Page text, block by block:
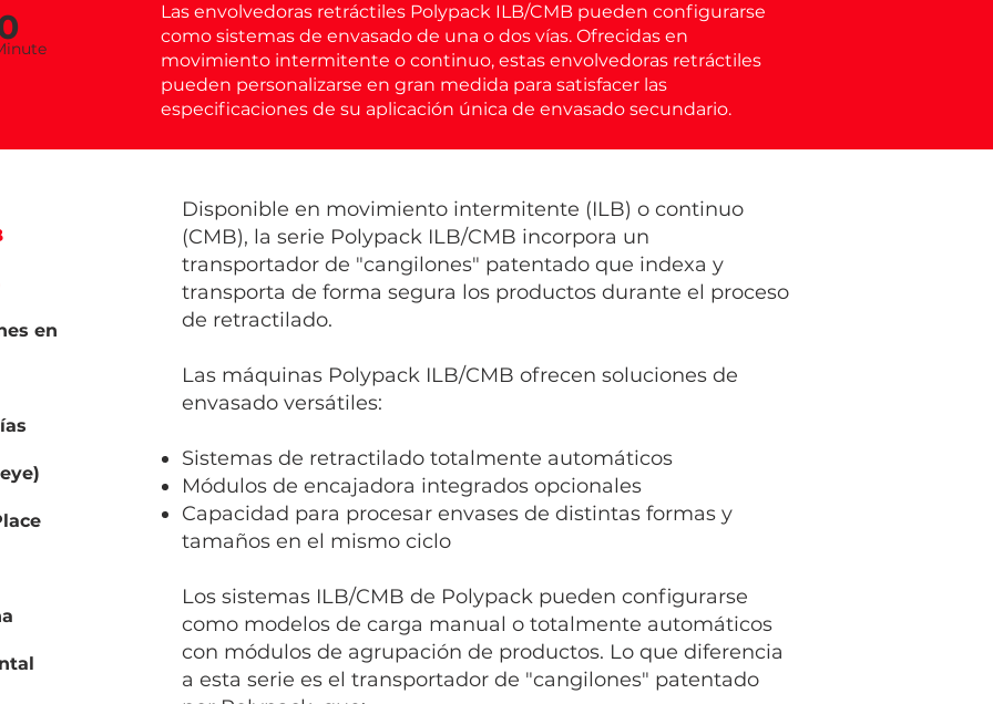
te
Las envolvedoras retráctiles Polypack ILB/CMB pueden configurarse
como sistemas de envasado de una o dos vías. Ofrecidas en
movimiento intermitente o continuo, estas envolvedoras retráctiles
pueden personalizarse en gran medida para satisfacer las
especificaciones de su aplicación única de envasado secundario.
en
Disponible en movimiento intermitente (ILB) o continuo
(CMB), la serie Polypack ILB/CMB incorpora un
transportador de "cangilones" patentado que indexa y
transporta de forma segura los productos durante el proceso
de retractilado.
Las máquinas Polypack ILB/CMB ofrecen soluciones de
envasado versátiles:
Sistemas de retractilado totalmente automáticos
Módulos de encajadora integrados opcionales
Capacidad para procesar envases de distintas formas y
tamaños en el mismo ciclo
Los sistemas ILB/CMB de Polypack pueden configurarse
como modelos de carga manual o totalmente automáticos
con módulos de agrupación de productos. Lo que diferencia
a esta serie es el transportador de "cangilones" patentado